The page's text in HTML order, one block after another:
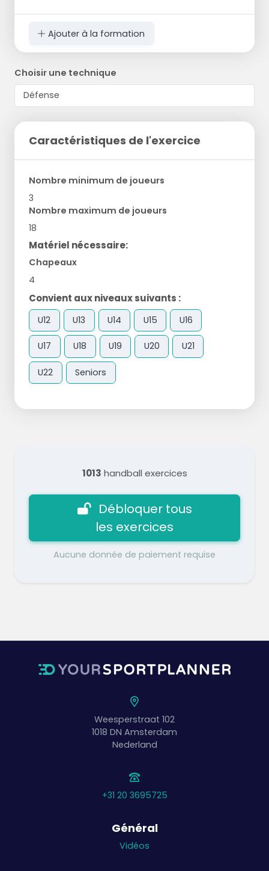
Ajouter à la formation
Choisir une technique
Caractéristiques de l'exercice
Nombre minimum de joueurs
3
Nombre maximum de joueurs
18
Matériel nécessaire:
Chapeaux
4
Convient aux niveaux suivants :
U12 U13 U14 U15 U16
U17 U18 U19 U20 U21
U22 Seniors
1013 handball exercices
Débloquer tous
les exercices
Aucune donnée de paiement requise
Weesperstraat 102
1018 DN Amsterdam
Nederland
+31 20 3695725
Général
Vidéos